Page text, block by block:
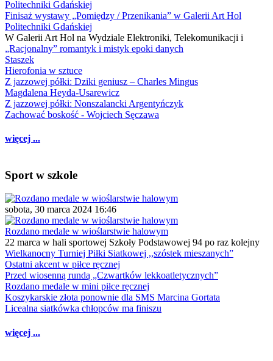
Finisaż wystawy „Pomiędzy / Przenikania” w Galerii Art Hol
Politechniki Gdańskiej
W Galerii Art Hol na Wydziale Elektroniki, Telekomunikacji i
„Racjonalny” romantyk i mistyk epoki danych
Staszek
Hierofonia w sztuce
Z jazzowej półki: Dziki geniusz – Charles Mingus
Magdalena Heyda-Usarewicz
Z jazzowej półki: Nonszalancki Argentyńczyk
Zachować boskość - Wojciech Sęczawa
więcej ...
Sport w szkole
sobota, 30 marca 2024 16:46
Rozdano medale w wioślarstwie halowym
22 marca w hali sportowej Szkoły Podstawowej 94 po raz kolejny
Wielkanocny Turniej Piłki Siatkowej ,,szóstek mieszanych”
Ostatni akcent w piłce ręcznej
Przed wiosenną rundą „Czwartków lekkoatletycznych”
Rozdano medale w mini piłce ręcznej
Koszykarskie złota ponownie dla SMS Marcina Gortata
Licealna siatkówka chłopców ma finiszu
więcej ...